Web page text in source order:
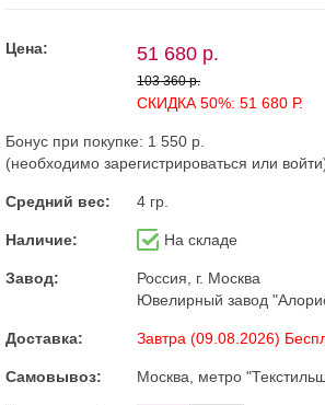
Цена: 51 680 р.
103 360 р.
СКИДКА 50%: 51 680 Р.
Бонус при покупке: 1 550 р.
(необходимо зарегистрироваться или войти
Средний вес: 4 гр.
Наличие: На складе
Завод:
Россия, г. Москва
Ювелирный завод
Доставка: Завтра (09.08.2026)
Самовывоз: Москва, метро